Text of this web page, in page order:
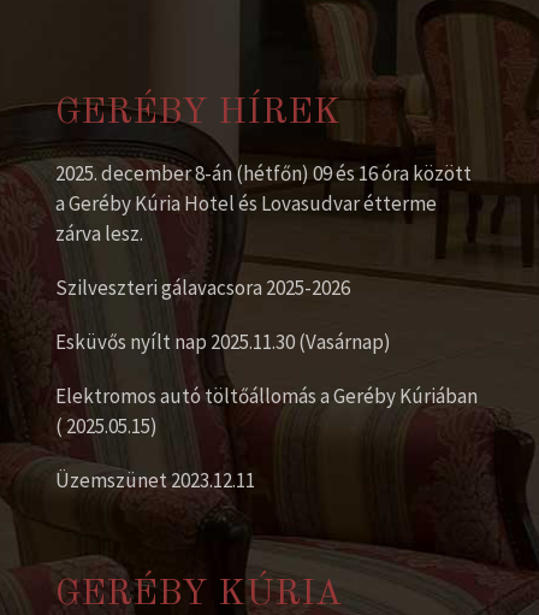
GERÉBY HÍREK
2025. december 8-án (hétfőn) 09 és 16 óra között
a Geréby Kúria Hotel és Lovasudvar étterme
zárva lesz.
Szilveszteri gálavacsora 2025-2026
Esküvős nyílt nap 2025.11.30 (Vasárnap)
Elektromos autó töltőállomás a Geréby Kúriában
( 2025.05.15)
Üzemszünet 2023.12.11
GERÉBY KÚRIA